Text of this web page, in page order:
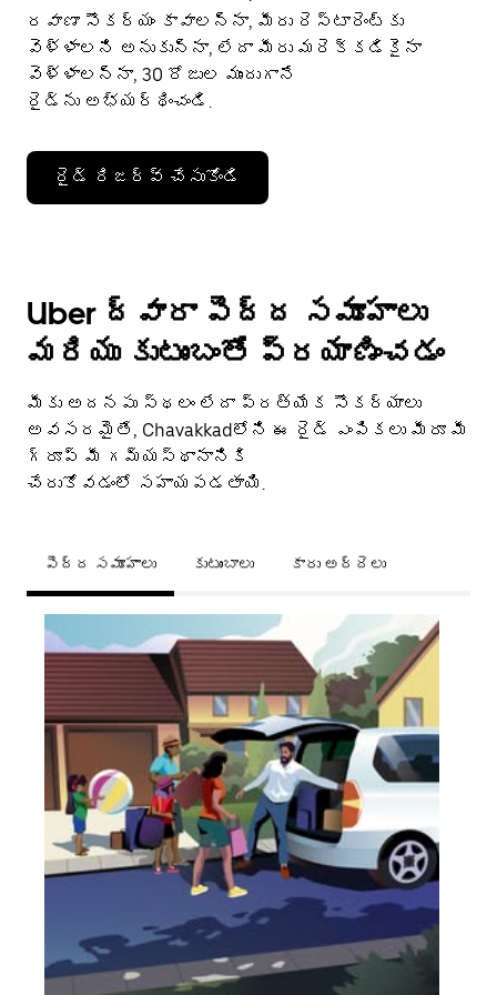
రవాణా సౌకర్యం కావాలన్నా, మీరు రెస్టారెంట్‌కు
వెళ్ళాలని అనుకున్నా, లేదా మీరు మరెక్కడికైనా
వెళ్ళాలన్నా, 30 రోజుల ముందుగానే
రైడ్‌ను అభ్యర్థించండి.
రైడ్ రిజర్వ్ చేసుకోండి
Uber ద్వారా పెద్ద సమూహాలు
మరియు కుటుంబంతో ప్రయాణించడం
మీకు అదనపు స్థలం లేదా ప్రత్యేక సౌకర్యాలు
అవసరమైతే, Chavakkadలోని ఈ రైడ్ ఎంపికలు మీరూ మీ
గ్రూప్ మీ గమ్యస్థానానికి
చేరుకోవడంలో సహాయపడతాయి.
పెద్ద సమూహాలు కుటుంబాలు కారు అద్దెలు